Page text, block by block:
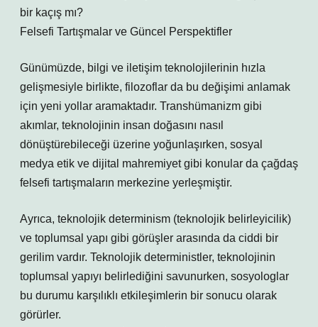
bir kaçış mı?
Felsefi Tartışmalar ve Güncel Perspektifler
Günümüzde, bilgi ve iletişim teknolojilerinin hızla
gelişmesiyle birlikte, filozoflar da bu değişimi anlamak
için yeni yollar aramaktadır. Transhümanizm gibi
akımlar, teknolojinin insan doğasını nasıl
dönüştürebileceği üzerine yoğunlaşırken, sosyal
medya etik ve dijital mahremiyet gibi konular da çağdaş
felsefi tartışmaların merkezine yerleşmiştir.
Ayrıca, teknolojik determinism (teknolojik belirleyicilik)
ve toplumsal yapı gibi görüşler arasında da ciddi bir
gerilim vardır. Teknolojik deterministler, teknolojinin
toplumsal yapıyı belirlediğini savunurken, sosyologlar
bu durumu karşılıklı etkileşimlerin bir sonucu olarak
görürler.